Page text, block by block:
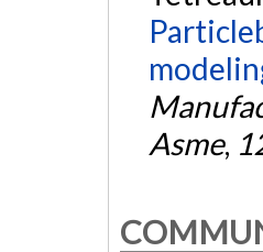
Asme,